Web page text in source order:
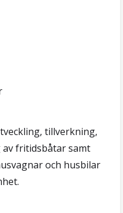
tillverkning,
fritidsbåtar samt
och husbilar